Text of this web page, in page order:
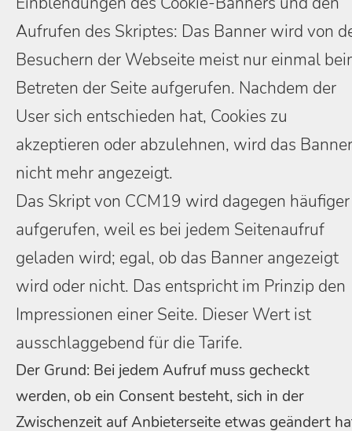
Aufrufen des Skriptes: Das Banner wird von
Besuchern der Webseite meist nur einmal
Betreten der Seite aufgerufen. Nachdem der
User sich entschieden hat, Cookies zu
akzeptieren oder abzulehnen, wird das Banner
nicht mehr angezeigt.
Das Skript von CCM19 wird dagegen häufiger
aufgerufen, weil es bei jedem Seitenaufruf
geladen wird; egal, ob das Banner angezeigt
wird oder nicht. Das entspricht im Prinzip den
Impressionen einer Seite. Dieser Wert ist
ausschlaggebend für die Tarife.
Der Grund: Bei jedem Aufruf muss gecheckt
werden, ob ein Consent besteht, sich in der
Zwischenzeit auf Anbieterseite etwas geändert